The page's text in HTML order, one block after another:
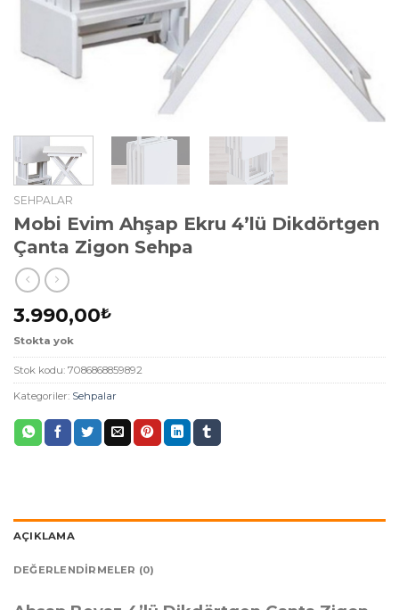
SEHPALAR
Mobi Evim Ahşap Ekru 4’lü Dikdörtgen
Çanta Zigon Sehpa
3.990,00₺
Stokta yok
Stok kodu: 7086868859892
Kategoriler: Sehpalar
AÇIKLAMA
DEĞERLENDIRMELER (0)